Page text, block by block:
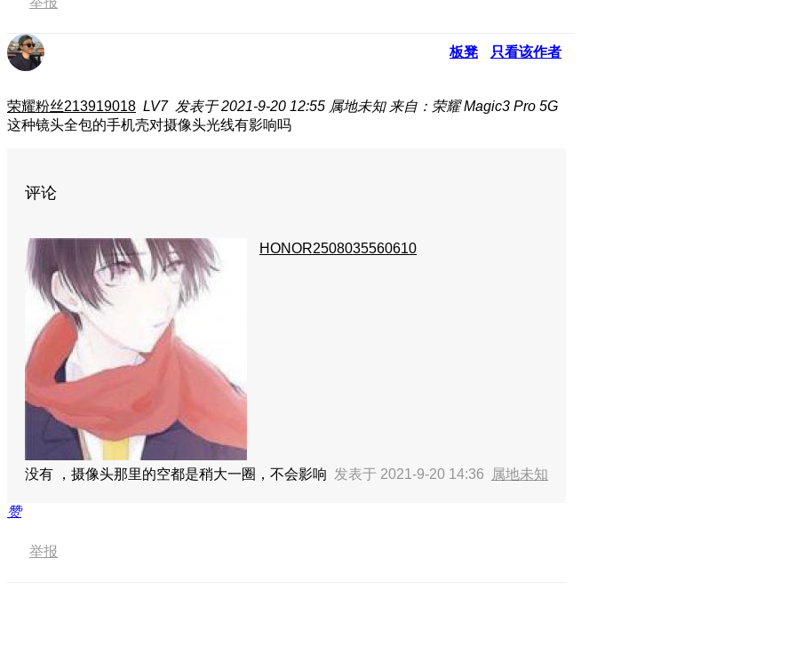
板凳 只看该作者
荣耀粉丝213919018 LV7 发表于 2021-9-20 12:55 属地未知 来自：荣耀 Magic3 Pro 5G
这种镜头全包的手机壳对摄像头光线有影响吗
评论
HONOR2508035560610
没有 ，摄像头那里的空都是稍大一圈，不会影响 发表于 2021-9-20 14:36 属地未知
赞
举报